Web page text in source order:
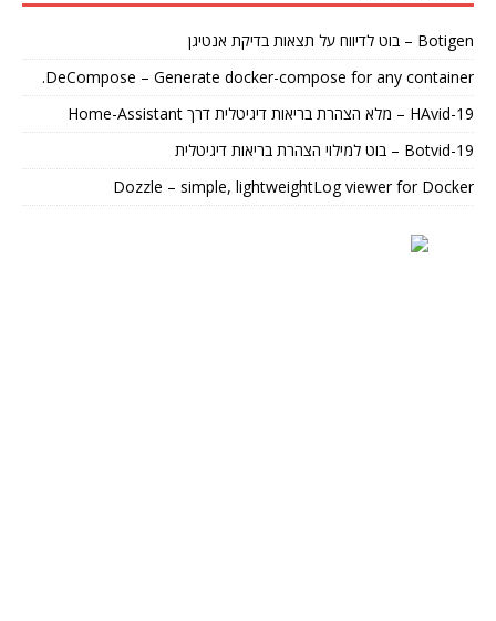
Botigen – בוט לדיווח על תצאות בדיקת אנטיגן
DeCompose – Generate docker-compose for any container.
HAvid-19 – מלא הצהרת בריאות דיגיטלית דרך Home-Assistant
Botvid-19 – בוט למילוי הצהרת בריאות דיגיטלית
Dozzle – simple, lightweightLog viewer for Docker